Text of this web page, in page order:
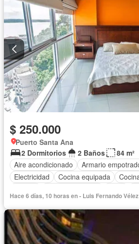
$ 250.000
Puerto Santa Ana
2 Dormitorios
2 Baños
84 m²
Aire acondicionado
Armario
Electricidad
Cocina equipada
Conserje
Acceso para personas con
Parrilla
Garita de guardianía
Sauna
Seguridad Piscina
Hace 6 días, 10 horas en - Luis Fernando